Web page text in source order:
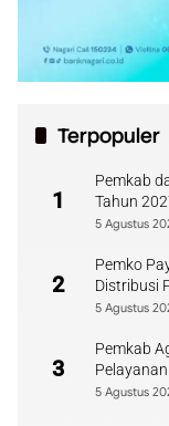
Terpopuler
1
Pemkab
Tahun
5 Agustus
2
Pemko
Distribusi
5 Agustus
3
Pemkab
5 Agustus